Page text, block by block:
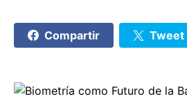
Compartir Tweet